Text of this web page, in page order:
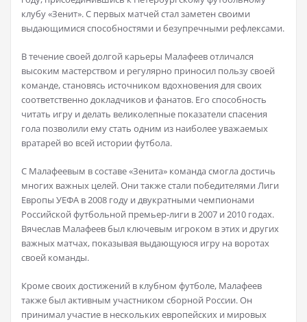
клубу «Зенит». С первых матчей стал заметен своими
выдающимися способностями и безупречными рефлексами.
В течение своей долгой карьеры Малафеев отличался
высоким мастерством и регулярно приносил пользу своей
команде, становясь источником вдохновения для своих
соответственно докладчиков и фанатов. Его способность
читать игру и делать великолепные показатели спасения
гола позволили ему стать одним из наиболее уважаемых
вратарей во всей истории футбола.
С Малафеевым в составе «Зенита» команда смогла достичь
многих важных целей. Они также стали победителями Лиги
Европы УЕФА в 2008 году и двукратными чемпионами
Российской футбольной премьер-лиги в 2007 и 2010 годах.
Вячеслав Малафеев был ключевым игроком в этих и других
важных матчах, показывая выдающуюся игру на воротах
своей команды.
Кроме своих достижений в клубном футболе, Малафеев
также был активным участником сборной России. Он
принимал участие в нескольких европейских и мировых